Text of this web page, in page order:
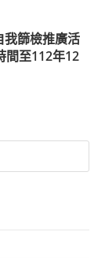
我篩檢推廣活
間至112年12